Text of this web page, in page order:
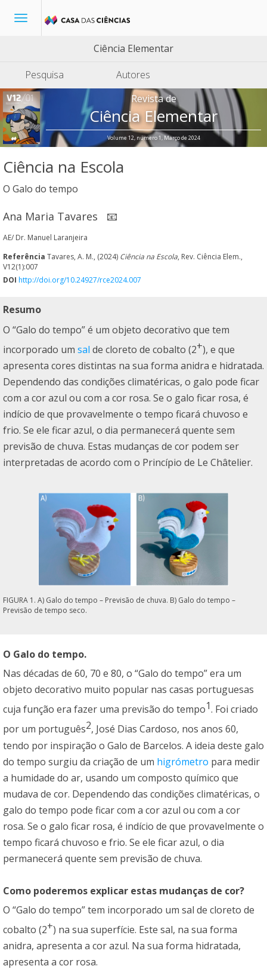
Toggle
Ciência Elementar
Pesquisa
Autores
Revista de
Ciência Elementar
Volume 12, número 1, Março de 2024
Ciência na Escola
O Galo do tempo
Ana Maria Tavares 📧
AE/ Dr. Manuel Laranjeira
Referência Tavares, A. M., (2024) Ciência na Escola, Rev. Ciência Elem.,
V12(1):007
DOI http://doi.org/10.24927/rce2024.007
Resumo
O “Galo do tempo” é um objeto decorativo que tem
incorporado um sal de cloreto de cobalto (2+), e que
apresenta cores distintas na sua forma anidra e hidratada.
Dependendo das condições climatéricas, o galo pode ficar
com a cor azul ou com a cor rosa. Se o galo ficar rosa, é
indício de que provavelmente o tempo ficará chuvoso e
frio. Se ele ficar azul, o dia permanecerá quente sem
previsão de chuva. Estas mudanças de cor podem ser
interpretadas de acordo com o Princípio de Le Châtelier.
FIGURA 1. A) Galo do tempo – Previsão de chuva. B) Galo do tempo –
Previsão de tempo seco.
O Galo do tempo.
Nas décadas de 60, 70 e 80, o “Galo do tempo” era um
objeto decorativo muito popular nas casas portuguesas
cuja função era fazer uma previsão do tempo1. Foi criado
por um português2, José Dias Cardoso, nos anos 60,
tendo por inspiração o Galo de Barcelos. A ideia deste galo
do tempo surgiu da criação de um higrómetro para medir
a humidade do ar, usando um composto químico que
mudava de cor. Dependendo das condições climatéricas, o
galo do tempo pode ficar com a cor azul ou com a cor
rosa. Se o galo ficar rosa, é indício de que provavelmente o
tempo ficará chuvoso e frio. Se ele ficar azul, o dia
permanecerá quente sem previsão de chuva.
Como poderemos explicar estas mudanças de cor?
O “Galo do tempo” tem incorporado um sal de cloreto de
cobalto (2+) na sua superfície. Este sal, na sua forma
anidra, apresenta a cor azul. Na sua forma hidratada,
apresenta a cor rosa.